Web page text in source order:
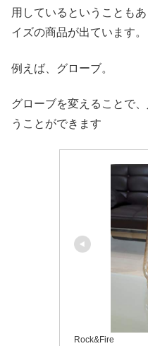
用しているということも
イズの商品が出ています。
例えば、グローブ。
グローブを変えることで
うことができます
Rock&Fire